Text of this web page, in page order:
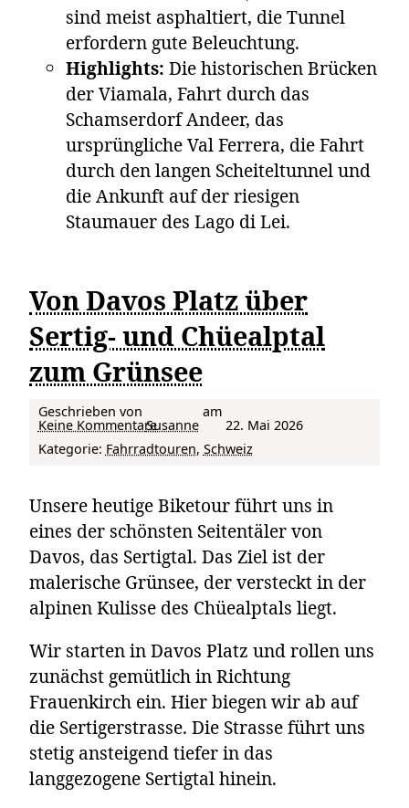
sind meist asphaltiert, die Tunnel
erfordern gute Beleuchtung.
Highlights: Die historischen Brücken
der Viamala, Fahrt durch das
Schamserdorf Andeer, das
ursprüngliche Val Ferrera, die Fahrt
durch den langen Scheiteltunnel und
die Ankunft auf der riesigen
Staumauer des Lago di Lei.
Von Davos Platz über
Sertig- und Chüealptal
zum Grünsee
Geschrieben von
Susanne
am
22. Mai 2026
Keine Kommentarezu Von Davos Platz über Sertig- und Chüealptal zum Grünsee
Kategorie: Fahrradtouren, Schweiz
Unsere heutige Biketour führt uns in
eines der schönsten Seitentäler von
Davos, das Sertigtal. Das Ziel ist der
malerische Grünsee, der versteckt in der
alpinen Kulisse des Chüealptals liegt.
Wir starten in Davos Platz und rollen uns
zunächst gemütlich in Richtung
Frauenkirch ein. Hier biegen wir ab auf
die Sertigerstrasse. Die Strasse führt uns
stetig ansteigend tiefer in das
langgezogene Sertigtal hinein.